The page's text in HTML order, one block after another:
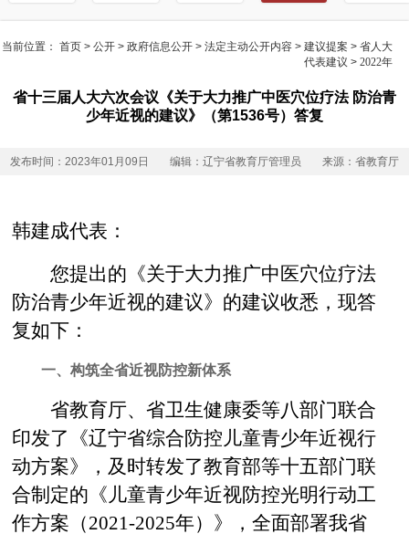
当前位置：首页 >公开 >政府信息公开 >法定主动公开内容 >建议提案 >省人大
代表建议 >2022年
省十三届人大六次会议《关于大力推广中医穴位疗法 防治青
少年近视的建议》（第1536号）答复
发布时间：2023年01月09日 编辑：辽宁省教育厅管理员 来源：省教育厅
韩建成代表：
您提出的《关于大力推广中医穴位疗法
防治青少年近视的建议》的建议收悉，现答
复如下：
一、构筑全省近视防控新体系
省教育厅、省卫生健康委等八部门联合
印发了《辽宁省综合防控儿童青少年近视行
动方案》，及时转发了教育部等十五部门联
合制定的《儿童青少年近视防控光明行动工
作方案（2021-2025年）》，全面部署我省